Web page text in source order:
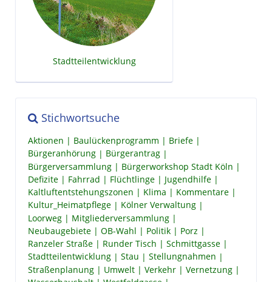
Stadtteilentwicklung
Stichwortsuche
Aktionen Baulückenprogramm
Briefe
Bürgeranhörung
Bürgerantrag
Bürgerversammlung
Bürgerworkshop Stadt Köln
Defizite
Fahrrad Flüchtlinge
Jugendhilfe
Kaltluftentstehungszonen
Klima
Kommentare
Kultur_Heimatpflege
Kölner Verwaltung
Loorweg
Mitgliederversammlung
Neubaugebiete
OB-Wahl Politik
Porz
Ranzeler Straße
Runder Tisch
Schmittgasse
Stadtteilentwicklung
Stau
Stellungnahmen
Straßenplanung
Umwelt Verkehr
Vernetzung